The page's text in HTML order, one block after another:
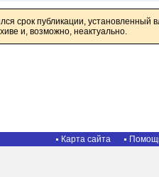
срок публикации, установленный
и, возможно, неактуально.
Карта сайта